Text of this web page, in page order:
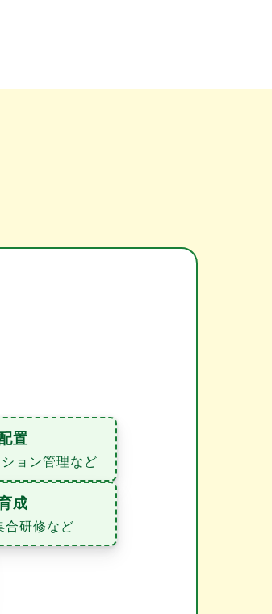
置
ョン管理など
成
合研修など